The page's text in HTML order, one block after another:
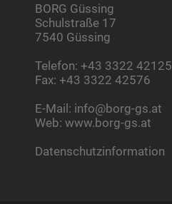
BORG Güssing
Schulstraße 17
7540 Güssing
Telefon: +43 3322 42125
Fax: +43 3322 42576
E-Mail: info@borg-gs.at
Web: www.borg-gs.at
Datenschutzinformation